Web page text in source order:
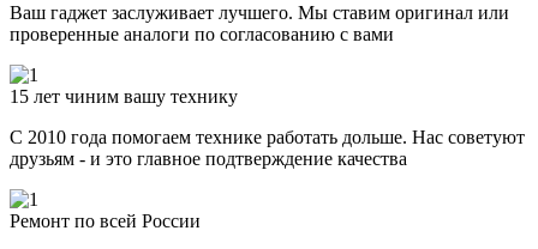
Ваш гаджет заслуживает лучшего. Мы ставим оригинал или
проверенные аналоги по согласованию с вами
15 лет чиним вашу технику
С 2010 года помогаем технике работать дольше. Нас советуют
друзьям - и это главное подтверждение качества
Ремонт по всей России